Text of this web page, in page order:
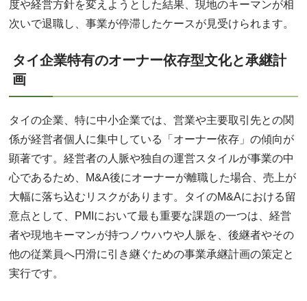
度や経営方針を変えようとした結果、現地のキーマンが相
次いで退職し、事業が停滞したケースが見受けられます。
タイ企業特有のオーナー依存型文化と承継計
画
タイの企業、特に中小企業では、営業や主要取引先との関
係が経営者個人に集中している「オーナー依存」の傾向が
顕著です。経営者の人脈や独自の運営スタイルが事業の中
心であるため、M&A後にオーナーが離職した場合、売上が
大幅に落ち込むリスクがあります。タイのM&Aにおける留
意点として、PMIにおいて最も重要な課題の一つは、経営
者や現地キーマンが持つノウハウや人脈を、後継者やその
他の従業員へ円滑に引き継ぐための事業承継計画の策定と
実行です。